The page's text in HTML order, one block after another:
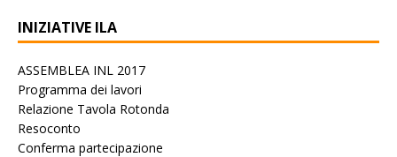
INIZIATIVE ILA
ASSEMBLEA INL 2017
Programma dei lavori
Relazione Tavola Rotonda
Resoconto
Conferma partecipazione